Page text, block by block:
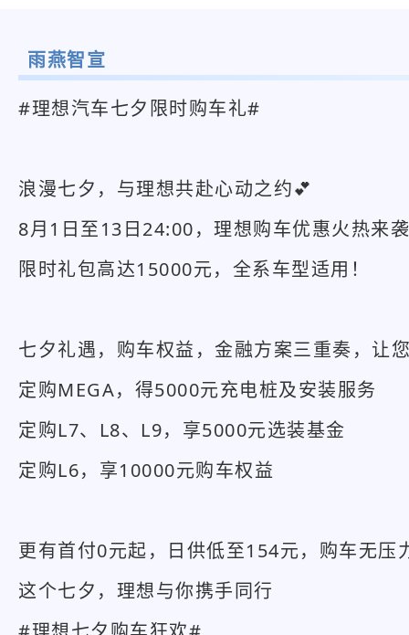
雨燕智宣
#理想汽车七夕限时购车礼#
浪漫七夕，与理想共赴心动之约💕
8月1日至13日24:00，理想购车优惠火热来袭
限时礼包高达15000元，全系车型适用！
七夕礼遇，购车权益，金融方案三重奏，让
定购MEGA，得5000元充电桩及安装服务
定购L7、L8、L9，享5000元选装基金
定购L6，享10000元购车权益
更有首付0元起，日供低至154元，购车无压
这个七夕，理想与你携手同行